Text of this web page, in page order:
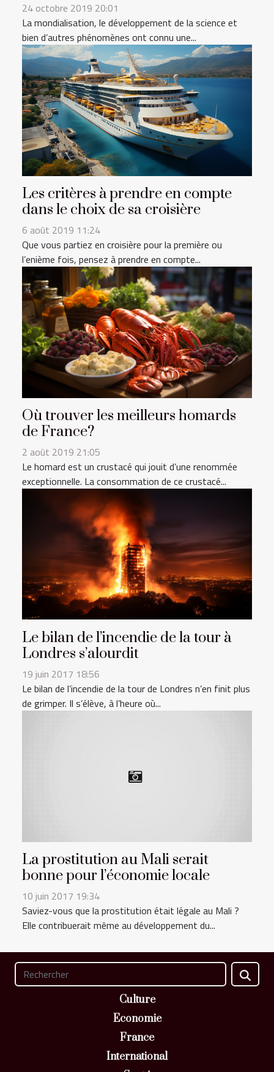
24 octobre 2019 20:01
La mondialisation, le développement de la science et
bien d’autres phénomènes ont connu une...
Les critères à prendre en compte
dans le choix de sa croisière
6 août 2019 11:24
Que vous partiez en croisière pour la première ou
l’enième fois, pensez à prendre en compte...
Où trouver les meilleurs homards
de France?
2 août 2019 21:05
Le homard est un crustacé qui jouit d’une renommée
exceptionnelle. La consommation de ce crustacé...
Le bilan de l’incendie de la tour à
Londres s’alourdit
19 juin 2017 18:56
Le bilan de l’incendie de la tour de Londres n’en finit plus
de grimper. Il s’élève, à l’heure où...
La prostitution au Mali serait
bonne pour l’économie locale
10 juin 2017 19:34
Saviez-vous que la prostitution était légale au Mali ?
Elle contribuerait même au développement du...
Culture
Economie
France
International